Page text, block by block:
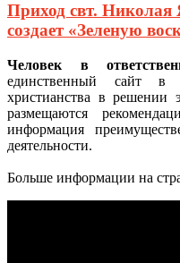
Приход свт. Николая
создает «Зеленую
Человек в
единственный сайт в
христианства в решении
размещаются
информация
деятельности.
Больше информации на